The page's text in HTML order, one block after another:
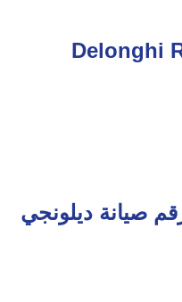
Delonghi
صيانة ديلونجي